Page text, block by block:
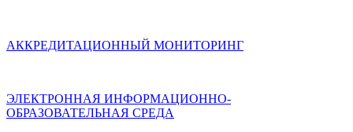
АККРЕДИТАЦИОННЫЙ МОНИТОРИНГ
ЭЛЕКТРОННАЯ ИНФОРМАЦИОННО-
ОБРАЗОВАТЕЛЬНАЯ СРЕДА